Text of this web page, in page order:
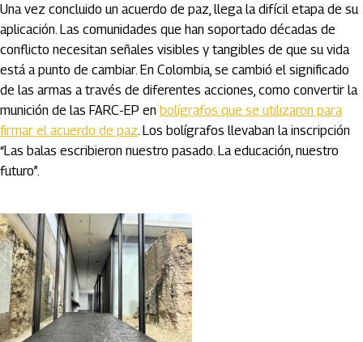
Una vez concluido un acuerdo de paz, llega la difícil etapa de su
aplicación. Las comunidades que han soportado décadas de
conflicto necesitan señales visibles y tangibles de que su vida
está a punto de cambiar. En Colombia, se cambió el significado
de las armas a través de diferentes acciones, como convertir la
munición de las FARC-EP en bolígrafos que se utilizaron para
firmar el acuerdo de paz . Los bolígrafos llevaban la inscripción
“Las balas escribieron nuestro pasado. La educación, nuestro
futuro”.